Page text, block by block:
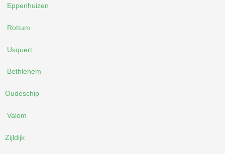
Eppenhuizen
Rottum
Usquert
Bethlehem
Oudeschip
Valom
Zijldijk